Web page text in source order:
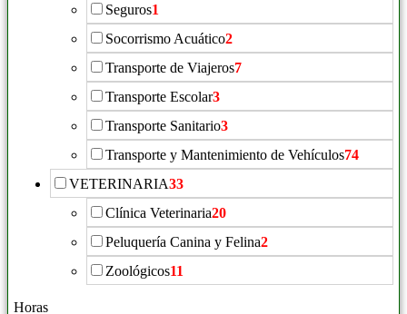
Seguros1
Socorrismo Acuático2
Transporte de Viajeros7
Transporte Escolar3
Transporte Sanitario3
Transporte y Mantenimiento de Vehículos74
VETERINARIA33
Clínica Veterinaria20
Peluquería Canina y Felina2
Zoológicos11
Horas